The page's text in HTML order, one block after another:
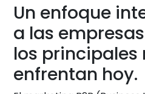
Un enfoque
a las
los principales
enfrentan hoy.